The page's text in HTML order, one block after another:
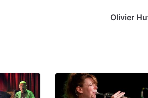
Olivier